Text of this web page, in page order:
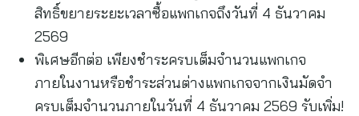
สิทธิ์ขยายระยะเวลาซื้อแพกเกจถึงวันที่ 4 ธันวาคม
2569
พิเศษอีกต่อ เพียงชำระครบเต็มจำนวนแพกเกจ
ภายในงานหรือชำระส่วนต่างแพกเกจจากเงินมัดจำ
ครบเต็มจำนวนภายในวันที่ 4 ธันวาคม 2569 รับเพิ่ม!